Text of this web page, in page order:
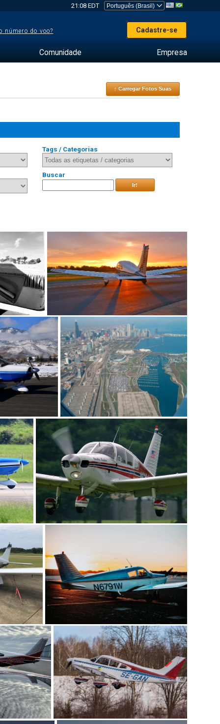
21:08 EDT
número do voo? Cadastre-se
Comunidade Empresa
↑ Carregar Fotos Suas
Tags / Categorias
Buscar
Ir!